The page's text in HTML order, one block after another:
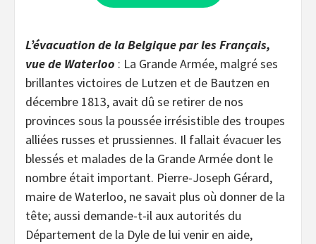
L’évacuation de la Belgique par les Français,
vue de Waterloo : La Grande Armée, malgré ses
brillantes victoires de Lutzen et de Bautzen en
décembre 1813, avait dû se retirer de nos
provinces sous la poussée irrésistible des troupes
alliées russes et prussiennes. Il fallait évacuer les
blessés et malades de la Grande Armée dont le
nombre était important. Pierre-Joseph Gérard,
maire de Waterloo, ne savait plus où donner de la
tête; aussi demande-t-il aux autorités du
Département de la Dyle de lui venir en aide,